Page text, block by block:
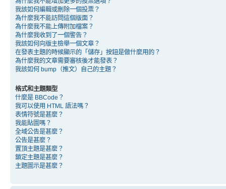
我該如何編輯或刪除一個投票？
為什麼我不能訪問這個版面？
為什麼我不能上傳附加檔案？
為什麼我收到了一個警告？
我該如何向版主檢舉一個文章？
在發表主題的時候顯示的「儲存」按鈕是做什麼用的？
為什麼我的文章需要審核後才能發表？
我該如何 bump（推文）自己的主題？
格式和主題類型
什麼是 BBCode？
我可以使用 HTML 語法嗎？
表情符號是甚麼？
我能貼圖嗎？
全域公告是甚麼？
公告是甚麼？
置頂主題是甚麼？
鎖定主題是甚麼？
主題圖示是甚麼？